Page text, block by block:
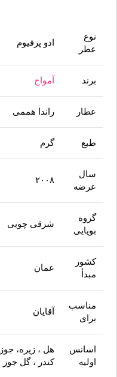
نوع
عطر
ادو پرفیوم
برند آمواج
عطار راندا هممی
طبع گرم
سال
عرضه
۲۰۰۸
گروه
بویایی
شرقی چوبی
کشور
مبدأ
عمان
مناسب
برای
آقایان
اسانس
اولیه
هل ، زیره،
کندر ، گل جوز